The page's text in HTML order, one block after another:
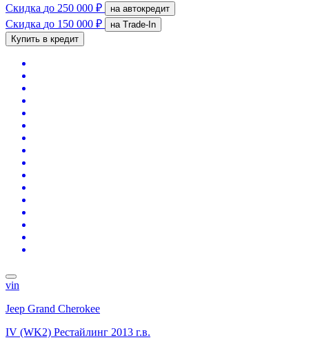
Скидка до 250 000 ₽ на автокредит
Скидка до 150 000 ₽
на Trade-In
Купить в кредит
vin
Jeep Grand Cherokee
IV (WK2) Рестайлинг 2013 г.в.